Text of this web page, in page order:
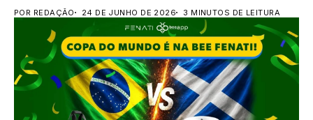
POR REDAÇÃO 24 DE JUNHO DE 2026 3 MINUTOS DE LEITURA